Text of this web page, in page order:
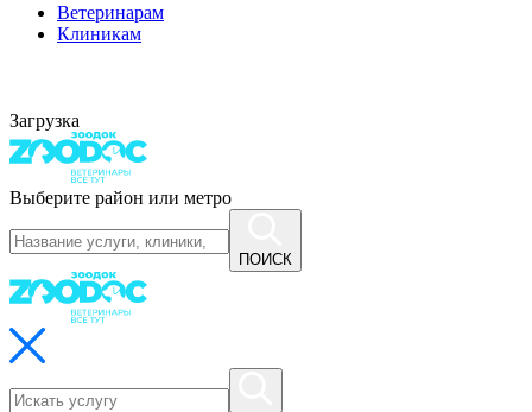
Ветеринарам
Клиникам
Загрузка
Выберите район или метро
ПОИСК